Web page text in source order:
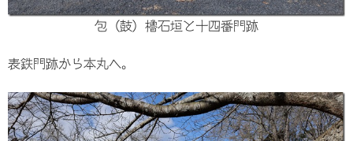
包（鼓）櫓石垣と十四番門跡
表鉄門跡から本丸へ。